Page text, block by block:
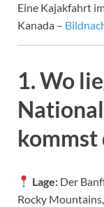
Eine Kajakfahrt
Kanada –
1. Wo
kommst
Lage: Der
Rocky